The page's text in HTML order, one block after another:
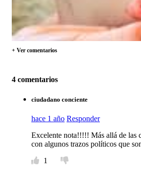
+ Ver comentarios
4 comentarios
ciudadano conciente
hace 1 año Responder
Excelente nota!!!!! Más allá de las
con algunos trazos políticos que
1